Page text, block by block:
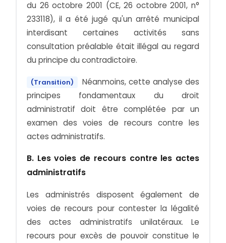
du 26 octobre 2001 (CE, 26 octobre 2001, n°
233118), il a été jugé qu'un arrêté municipal
interdisant certaines activités sans
consultation préalable était illégal au regard
du principe du contradictoire.
(Transition)
Néanmoins, cette analyse des
principes fondamentaux du droit
administratif doit être complétée par un
examen des voies de recours contre les
actes administratifs.
B. Les voies de recours contre les actes
administratifs
Les administrés disposent également de
voies de recours pour contester la légalité
des actes administratifs unilatéraux. Le
recours pour excès de pouvoir constitue le